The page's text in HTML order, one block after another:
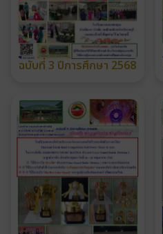
ฉบับที่ 3 ปีการศึกษา 2568